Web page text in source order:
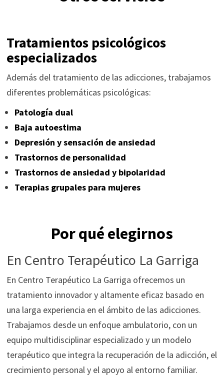
Tratamientos psicológicos
especializados
Además del tratamiento de las adicciones, trabajamos
diferentes problemáticas psicológicas:
Patología dual
Baja autoestima
Depresión y sensación de ansiedad
Trastornos de personalidad
Trastornos de ansiedad y bipolaridad
Terapias grupales para mujeres
Por qué elegirnos
En Centro Terapéutico La Garriga
En Centro Terapéutico La Garriga ofrecemos un
tratamiento innovador y altamente eficaz basado en
una larga experiencia en el ámbito de las adicciones.
Trabajamos desde un enfoque ambulatorio, con un
equipo multidisciplinar especializado y un modelo
terapéutico que integra la recuperación de la adicción, el
crecimiento personal y el apoyo al entorno familiar.